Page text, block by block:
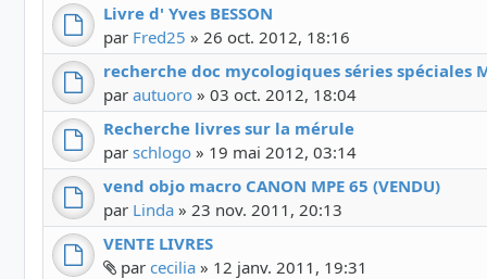
Livre d' Yves BESSON
par Fred25 » 26 oct. 2012, 18:16
recherche doc mycologiques séries spéciales
par autuoro » 03 oct. 2012, 18:04
Recherche livres sur la mérule
par schlogo » 19 mai 2012, 03:14
vend objo macro CANON MPE 65 (VENDU)
par Linda » 23 nov. 2011, 20:13
VENTE LIVRES
Fichier(s) joint(s)
par cecilia » 12 janv. 2011, 19:31